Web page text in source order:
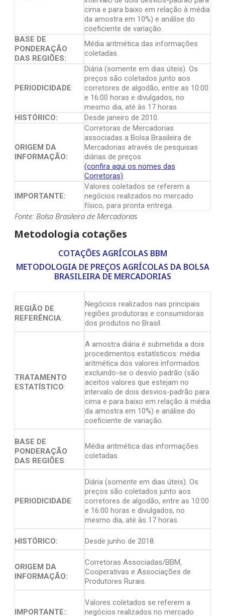
cima e para baixo em relação à média
da amostra em 10%) e análise do
coeficiente de variação.
BASE DE
PONDERAÇÃO
DAS REGIÕES:
Média aritmética das informações
coletadas.
PERIODICIDADE:
Diária (somente em dias úteis). Os
preços são coletados junto aos
corretores de algodão, entre as 10:00
e 16:00 horas e divulgados, no
mesmo dia, até às 17 horas.
HISTÓRICO:
Desde janeiro de 2010.
ORIGEM DA
INFORMAÇÃO:
Corretoras de Mercadorias
associadas a Bolsa Brasileira de
Mercadorias através de pesquisas
diárias de preços
(confira aqui os nomes das
Corretoras).
IMPORTANTE:
Valores coletados se referem a
negócios realizados no mercado
físico, para pronta entrega.
Fonte: Bolsa Brasileira de Mercadorias
Metodologia cotações
COTAÇÕES AGRÍCOLAS BBM
METODOLOGIA DE PREÇOS AGRÍCOLAS DA BOLSA
BRASILEIRA DE MERCADORIAS
REGIÃO DE
REFERÊNCIA:
Negócios realizados nas principais
regiões produtoras e consumidoras
dos produtos no Brasil.
TRATAMENTO
ESTATÍSTICO:
A amostra diária é submetida a dois
procedimentos estatísticos: média
aritmética dos valores informados
excluindo-se o desvio padrão (são
aceitos valores que estejam no
intervalo de dois desvios-padrão para
cima e para baixo em relação à média
da amostra em 10%) e análise do
coeficiente de variação.
BASE DE
PONDERAÇÃO
DAS REGIÕES:
Média aritmética das informações
coletadas.
PERIODICIDADE:
Diária (somente em dias úteis). Os
preços são coletados junto aos
corretores de algodão, entre as 10:00
e 16:00 horas e divulgados, no
mesmo dia, até às 17 horas.
HISTÓRICO: Desde junho de 2018.
ORIGEM DA
INFORMAÇÃO:
Corretoras Associadas/BBM,
Cooperativas e Associações de
Produtores Rurais.
IMPORTANTE::
Valores coletados se referem a
negócios realizados no mercado